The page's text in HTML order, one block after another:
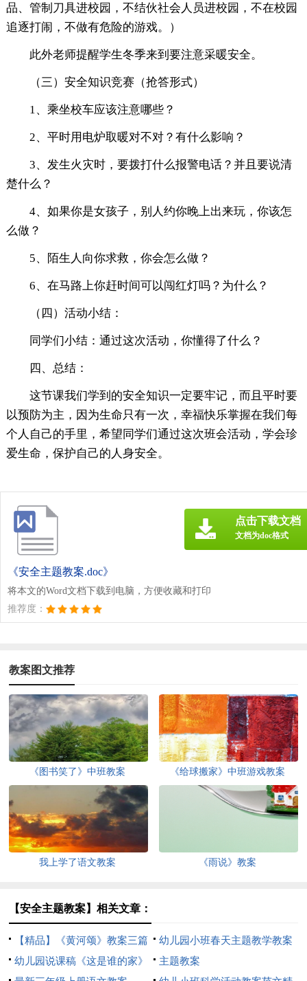
品、管制刀具进校园，不结伙社会人员进校园，不在校园
追逐打闹，不做有危险的游戏。）
此外老师提醒学生冬季来到要注意采暖安全。
（三）安全知识竞赛（抢答形式）
1、乘坐校车应该注意哪些？
2、平时用电炉取暖对不对？有什么影响？
3、发生火灾时，要拨打什么报警电话？并且要说清
楚什么？
4、如果你是女孩子，别人约你晚上出来玩，你该怎
么做？
5、陌生人向你求救，你会怎么做？
6、在马路上你赶时间可以闯红灯吗？为什么？
（四）活动小结：
同学们小结：通过这次活动，你懂得了什么？
四、总结：
这节课我们学到的安全知识一定要牢记，而且平时要
以预防为主，因为生命只有一次，幸福快乐掌握在我们每
个人自己的手里，希望同学们通过这次班会活动，学会珍
爱生命，保护自己的人身安全。
《安全主题教案.doc》
将本文的Word文档下载到电脑，方便收藏和打印
推荐度：
点击下载文档
文档为doc格式
教案图文推荐
《图书笑了》中班教案 《给球搬家》中班游戏教案
我上学了语文教案 《雨说》教案
【安全主题教案】相关文章：
【精品】《黄河颂》教案三篇
幼儿园小班春天主题教学教案
荐
幼儿园说课稿《这是谁的家》
主题教案